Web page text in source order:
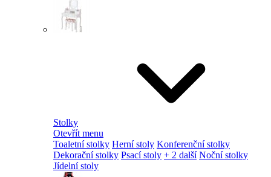
Stolky
Otevřít menu
Toaletní stolky Herní stoly Konferenční stolky
Dekorační stolky Psací stoly + 2 další Noční stolky
Jídelní stoly